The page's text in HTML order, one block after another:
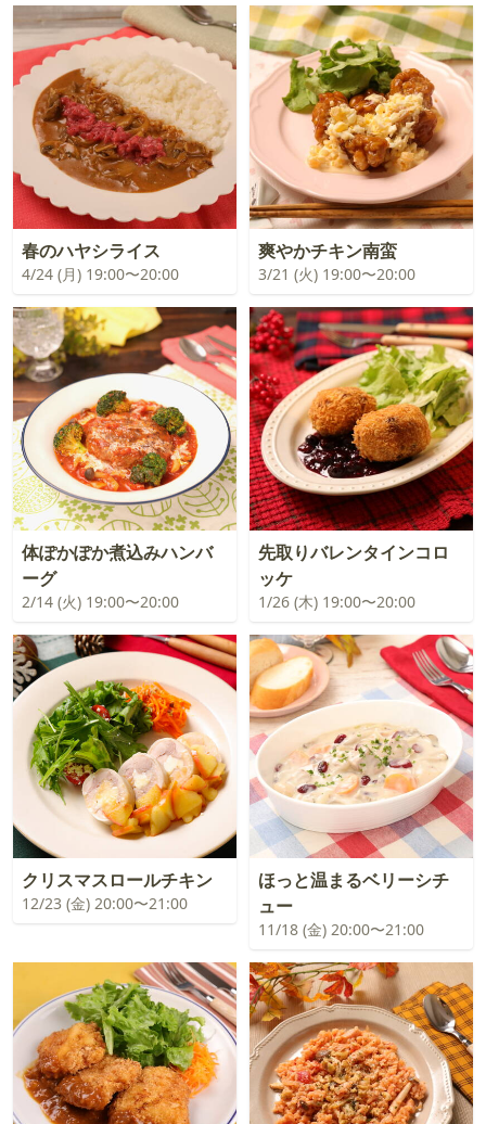
春のハヤシライス
4/24 (月) 19:00〜20:00
爽やかチキン南蛮
3/21 (火) 19:00〜20:00
体ぽかぽか煮込みハンバ
ーグ
2/14 (火) 19:00〜20:00
先取りバレンタインコロ
ッケ
1/26 (木) 19:00〜20:00
クリスマスロールチキン
12/23 (金) 20:00〜21:00
ほっと温まるベリーシチ
ュー
11/18 (金) 20:00〜21:00